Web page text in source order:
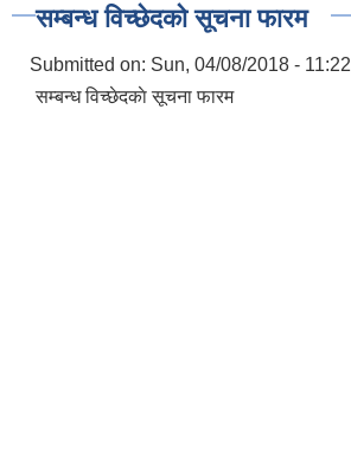
सम्बन्ध विच्छेदकाे सूचना फारम
Submitted on: Sun, 04/08/2018 - 11:22
सम्बन्ध विच्छेदकाे सूचना फारम